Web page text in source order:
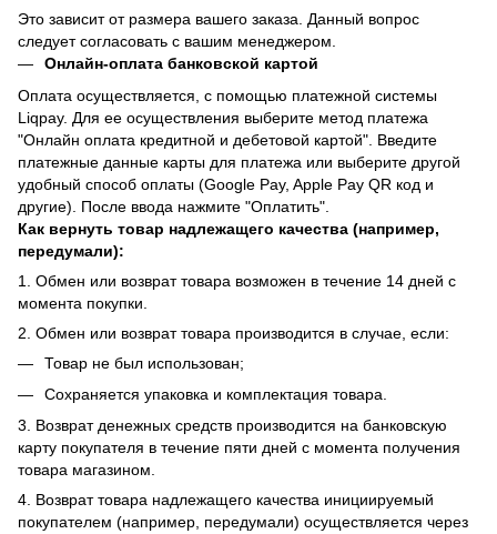
Это зависит от размера вашего заказа. Данный вопрос
следует согласовать с вашим менеджером.
Онлайн-оплата банковской картой
Оплата осуществляется, с помощью платежной системы
Liqpay. Для ее осуществления выберите метод платежа
"Онлайн оплата кредитной и дебетовой картой". Введите
платежные данные карты для платежа или выберите другой
удобный способ оплаты (Google Pay, Apple Pay QR код и
другие). После ввода нажмите "Оплатить".
Как вернуть товар надлежащего качества (например,
передумали):
1. Обмен или возврат товара возможен в течение 14 дней с
момента покупки.
2. Обмен или возврат товара производится в случае, если:
Товар не был использован;
Сохраняется упаковка и комплектация товара.
3. Возврат денежных средств производится на банковскую
карту покупателя в течение пяти дней с момента получения
товара магазином.
4. Возврат товара надлежащего качества инициируемый
покупателем (например, передумали) осуществляется через